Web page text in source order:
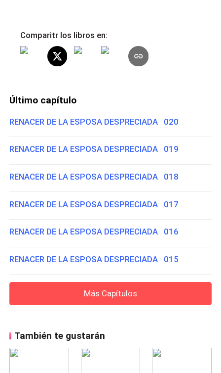
Comparitr los libros en:
Último capítulo
RENACER DE LA ESPOSA DESPRECIADA 020
RENACER DE LA ESPOSA DESPRECIADA 019
RENACER DE LA ESPOSA DESPRECIADA 018
RENACER DE LA ESPOSA DESPRECIADA 017
RENACER DE LA ESPOSA DESPRECIADA 016
RENACER DE LA ESPOSA DESPRECIADA 015
Más Capítulos
También te gustarán